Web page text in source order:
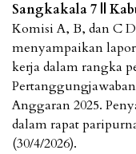
Sangkakala 7 ||
Komisi A, B, dan C
menyampaikan
kerja dalam rangka
Anggaran 2025.
dalam rapat
(30/4/2026).